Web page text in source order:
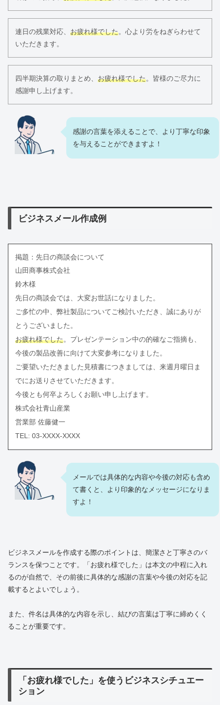
連日の残業対応、 お疲れ様でした。心より労をねぎらわせて
いただきます。
四半期決算の取りまとめ、 お疲れ様でした。皆様のご尽力に
感謝申し上げます。
感謝の言葉を添えることで、より丁寧な印象
を与えることができますよ！
ビジネスメール作成例
掲題：先日の商談会について
山田商事株式会社
鈴木様
先日の商談会では、大変お世話になりました。
ご多忙の中、弊社製品についてご検討いただき、誠にありが
とうございました。
お疲れ様でした。プレゼンテーション中の的確なご指摘も、
今後の製品改善に向けて大変参考になりました。
ご要望いただきました見積書につきましては、来週月曜日ま
でにお送りさせていただきます。
今後とも何卒よろしくお願い申し上げます。
株式会社青山産業
営業部 佐藤健一
TEL: 03-XXXX-XXXX
メールでは具体的な内容や今後の対応も含め
て書くと、より印象的なメッセージになりま
すよ！
ビジネスメールを作成する際のポイントは、簡潔さと丁寧さのバ
ランスを保つことです。「お疲れ様でした」は本文の中程に入れ
るのが自然で、その前後に具体的な感謝の言葉や今後の対応を記
載するとよいでしょう。
また、件名は具体的な内容を示し、結びの言葉は丁寧に締めくく
ることが重要です。
「お疲れ様でした」を使うビジネスシチュエー
ション